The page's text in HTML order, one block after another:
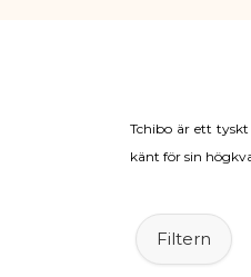
Tchibo är ett tyskt
känt för sin
Filtern